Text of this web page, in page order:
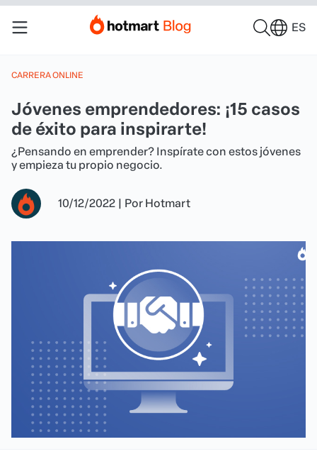
ES
CARRERA ONLINE
Jóvenes emprendedores: ¡15 casos
de éxito para inspirarte!
¿Pensando en emprender? Inspírate con estos jóvenes
y empieza tu propio negocio.
10/12/2022 | Por Hotmart